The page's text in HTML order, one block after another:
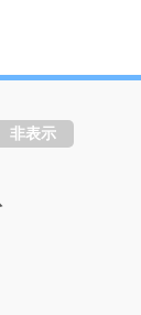
非表示